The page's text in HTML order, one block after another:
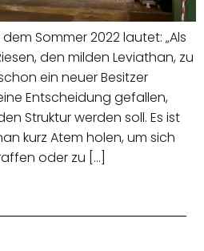
Sommer 2022 lautet: „Als
den milden Leviathan, zu
ein neuer Besitzer
Entscheidung gefallen,
Struktur werden soll. Es ist
kurz Atem holen, um sich
oder zu […]